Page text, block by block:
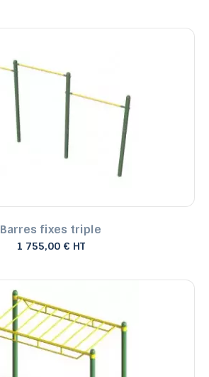
Barres fixes triple
1 755,00 € HT